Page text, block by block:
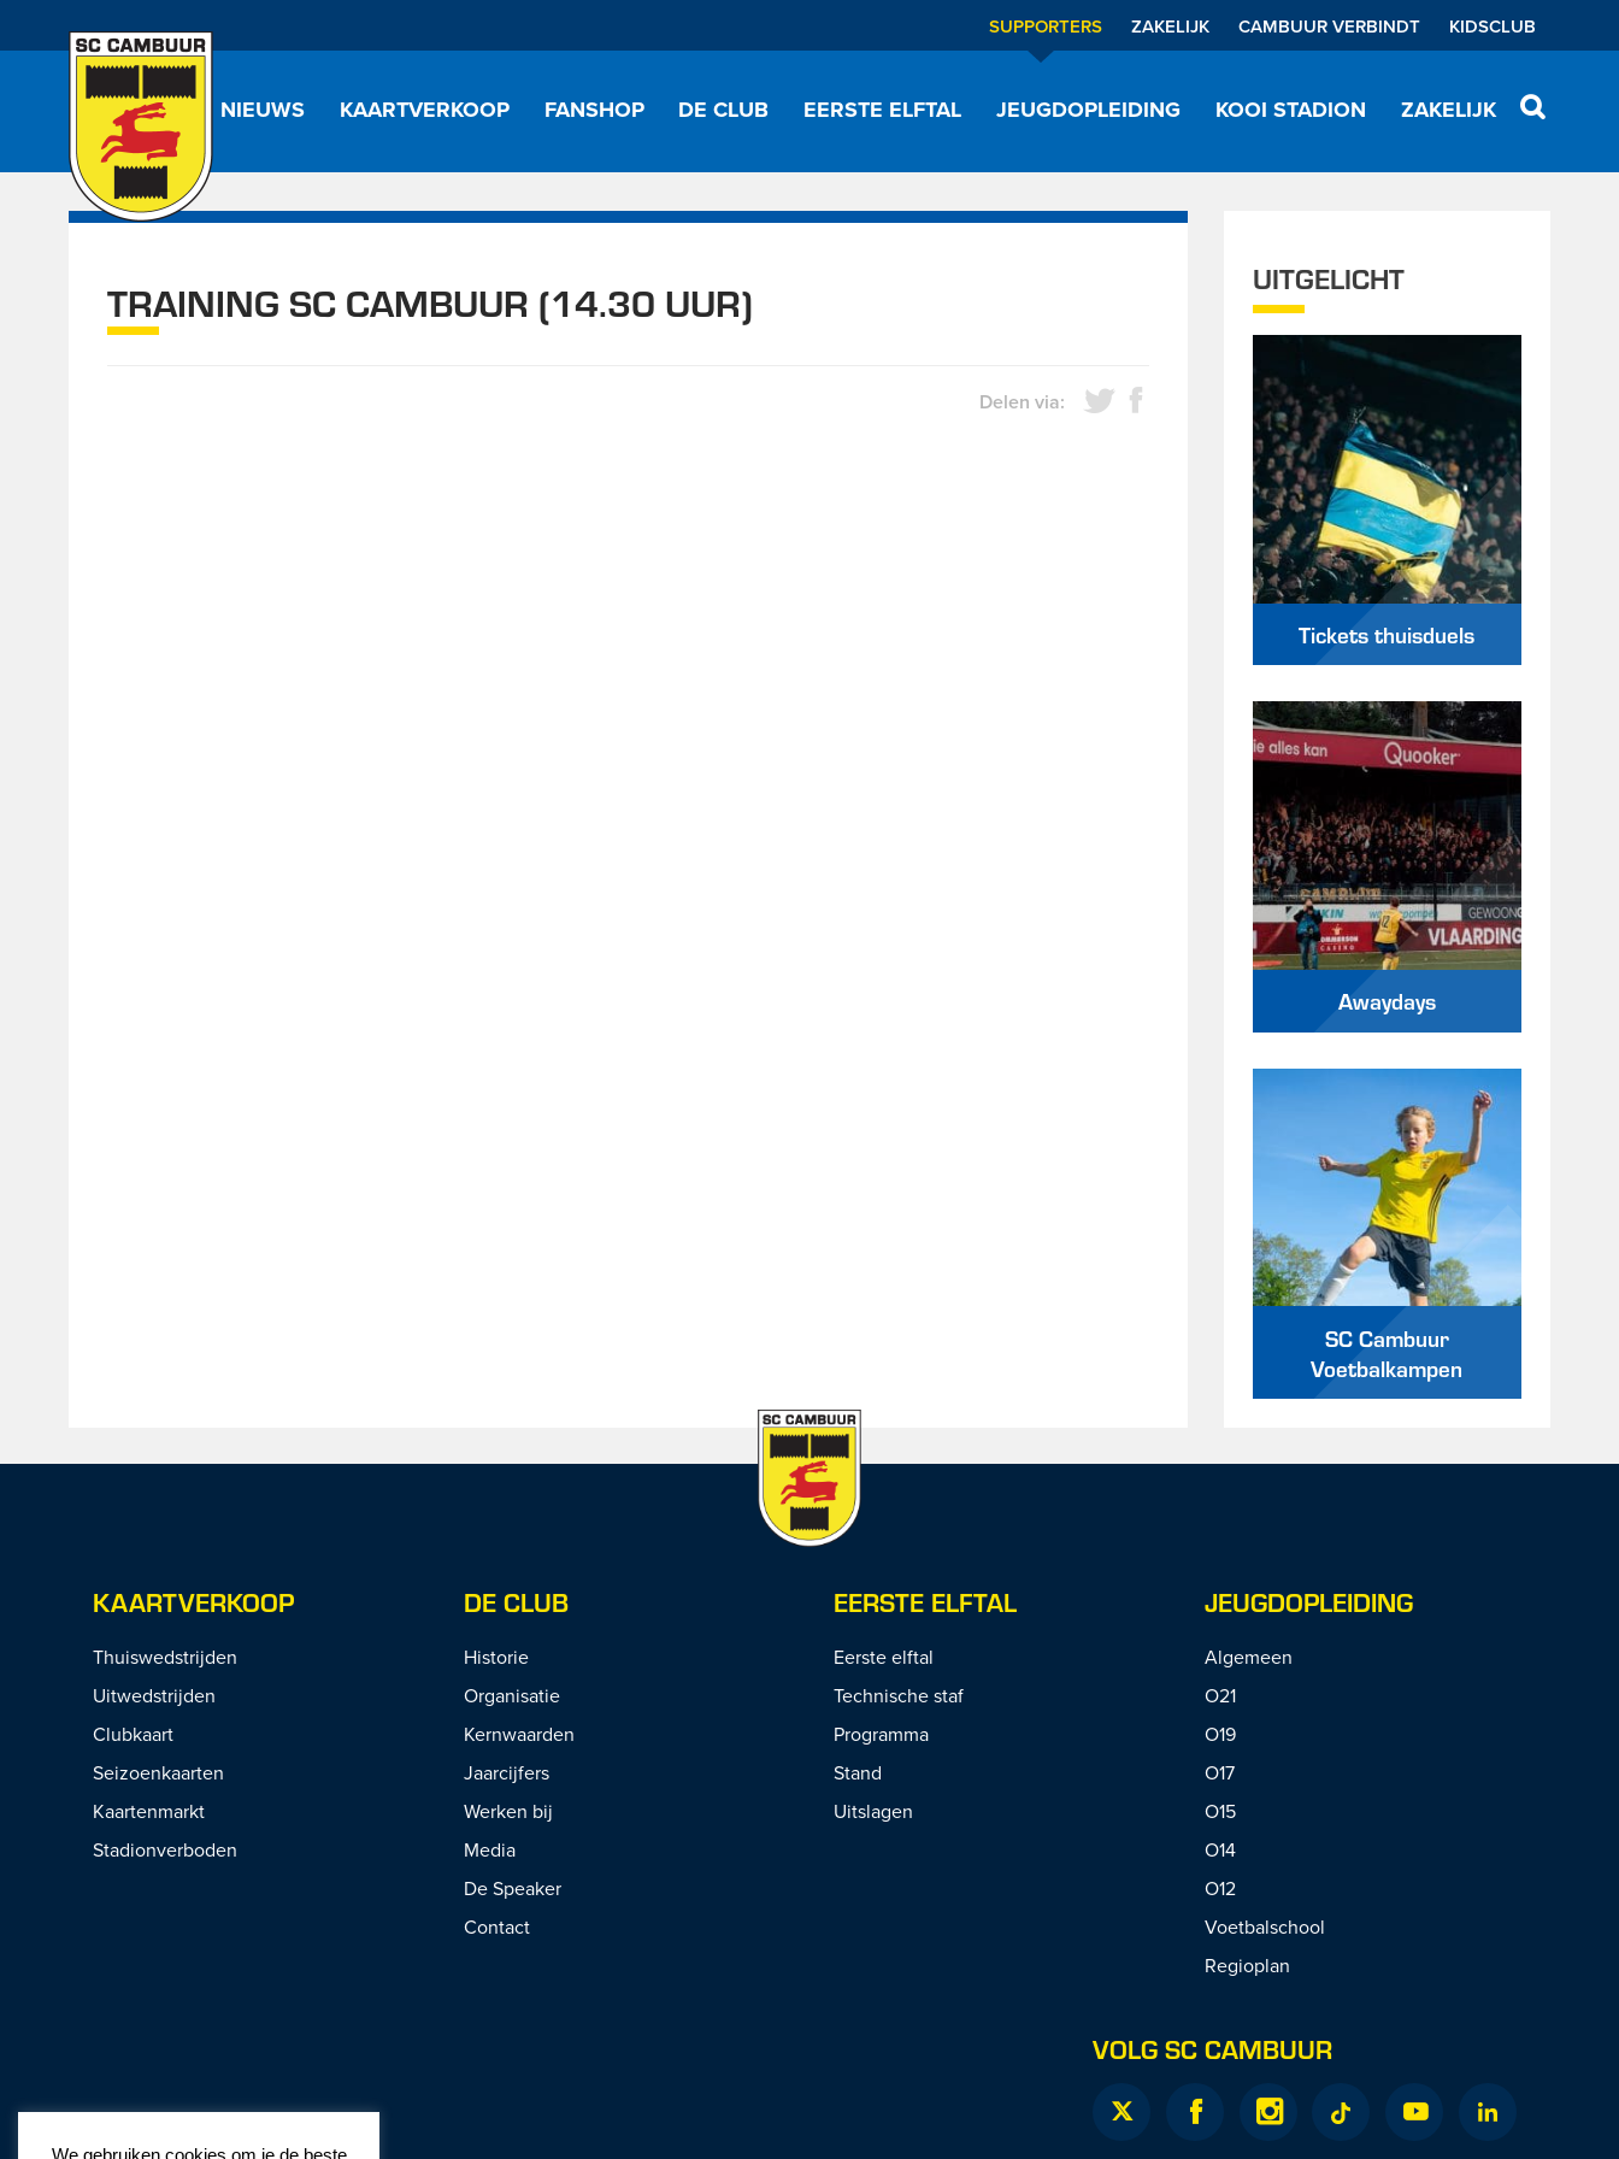
SUPPORTERS ZAKELIJK CAMBUUR VERBINDT KIDSCLUB
NIEUWS KAARTVERKOOP FANSHOP DE CLUB EERSTE ELFTAL JEUGDOPLEIDING KOOI STADION ZAKELIJK
TRAINING SC CAMBUUR (14.30 UUR)
Delen via:
UITGELICHT
Tickets thuisduels
Awaydays
SC Cambuur
Voetbalkampen
KAARTVERKOOP
Thuiswedstrijden
Uitwedstrijden
Clubkaart
Seizoenkaarten
Kaartenmarkt
Stadionverboden
DE CLUB
Historie
Organisatie
Kernwaarden
Jaarcijfers
Werken bij
Media
De Speaker
Contact
EERSTE ELFTAL
Eerste elftal
Technische staf
Programma
Stand
Uitslagen
JEUGDOPLEIDING
Algemeen
O21
O19
O17
O15
O14
O12
Voetbalschool
Regioplan
VOLG SC CAMBUUR
We gebruiken cookies om je de beste